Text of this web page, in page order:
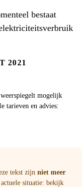
bestaat
2021
mogelijk
tarieven en advies:
tekst zijn niet meer
situatie: bekijk